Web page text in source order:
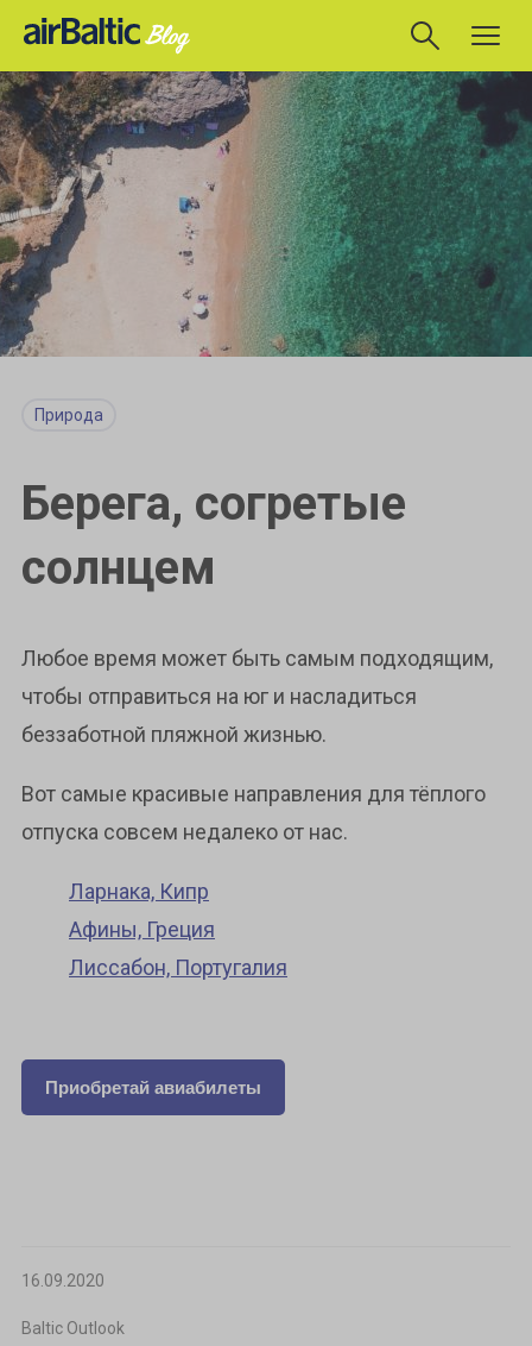
Природа
Берега, согретые
солнцем
Любое время может быть самым подходящим,
чтобы отправиться на юг и насладиться
беззаботной пляжной жизнью.
Вот самые красивые направления для тёплого
отпуска совсем недалеко от нас.
Ларнака, Кипр
Афины, Греция
Лиссабон, Португалия
Приобретай авиабилеты
16.09.2020
Baltic Outlook